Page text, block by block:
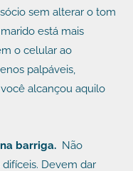
sem alterar o tom
está mais
o celular ao
palpáveis,
alcançou aquilo
barriga.Não
Devem dar